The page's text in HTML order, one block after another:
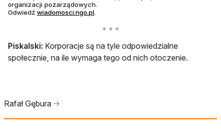
organizacji pozarządowych.
Odwiedź wiadomosci.ngo.plotwiera się w nowej karcie
.
Piskalski: Korporacje są na tyle odpowiedzialne
społecznie, na ile wymaga tego od nich otoczenie.
Rafał Gębura 🡢